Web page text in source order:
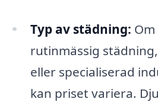
Typ av städning:
rutinmässig
eller specialiserad
kan priset variera.